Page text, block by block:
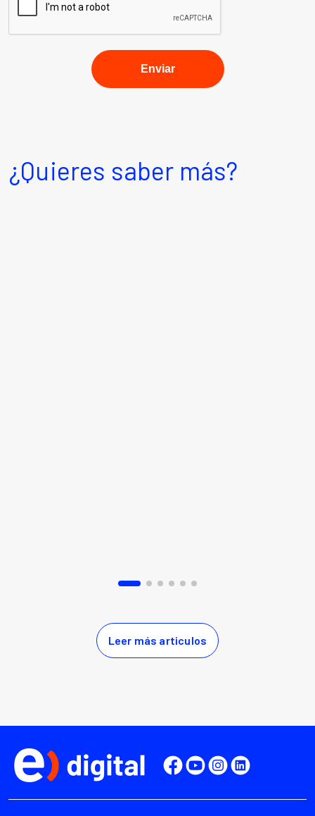
¿Quieres saber más?